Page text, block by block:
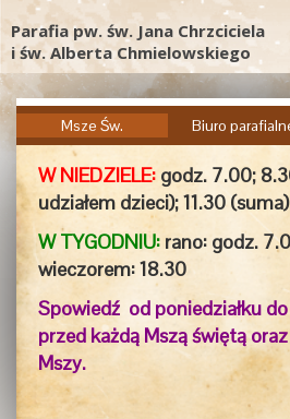
Parafia pw. św. Jana Chrzciciela
i św. Alberta Chmielowskiego
Msze Św. Biuro
W NIEDZIELE: godz. 7.00;
udziałem dzieci); 11.30
W TYGODNIU: rano: godz.
wieczorem:18.30
Spowiedź od poniedziałku
przed każdą Mszą świętą
Mszy.